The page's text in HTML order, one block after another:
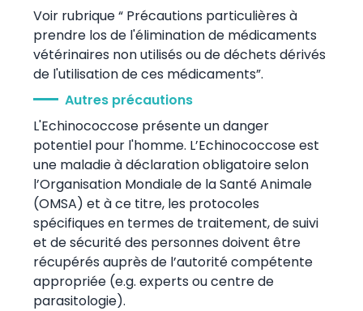
Voir rubrique “ Précautions particulières à
prendre los de l'élimination de médicaments
vétérinaires non utilisés ou de déchets dérivés
de l'utilisation de ces médicaments”.
Autres précautions
L'Echinococcose présente un danger
potentiel pour l'homme. L’Echinococcose est
une maladie à déclaration obligatoire selon
l’Organisation Mondiale de la Santé Animale
(OMSA) et à ce titre, les protocoles
spécifiques en termes de traitement, de suivi
et de sécurité des personnes doivent être
récupérés auprès de l’autorité compétente
appropriée (e.g. experts ou centre de
parasitologie).